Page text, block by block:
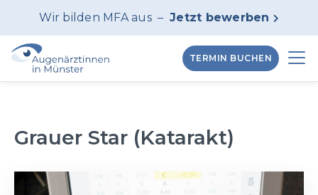
Wir bilden MFA aus – Jetzt bewerben 
TERMIN BUCHEN
Grauer Star (Katarakt)